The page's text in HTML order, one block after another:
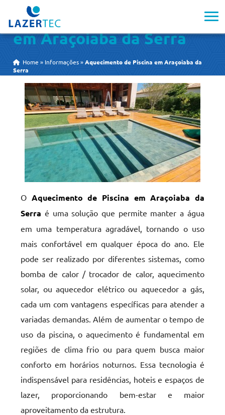
Aquecimento de Piscina
em Araçoiaba da Serra
Home » Informações »Aquecimento de Piscina em Araçoiaba da
Serra
O Aquecimento de Piscina em Araçoiaba da
Serra é uma solução que permite manter a água
em uma temperatura agradável, tornando o uso
mais confortável em qualquer época do ano. Ele
pode ser realizado por diferentes sistemas, como
bomba de calor / trocador de calor, aquecimento
solar, ou aquecedor elétrico ou aquecedor a gás,
cada um com vantagens específicas para atender a
variadas demandas. Além de aumentar o tempo de
uso da piscina, o aquecimento é fundamental em
regiões de clima frio ou para quem busca maior
conforto em horários noturnos. Essa tecnologia é
indispensável para residências, hoteis e espaços de
lazer, proporcionando bem-estar e maior
aproveitamento da estrutura.